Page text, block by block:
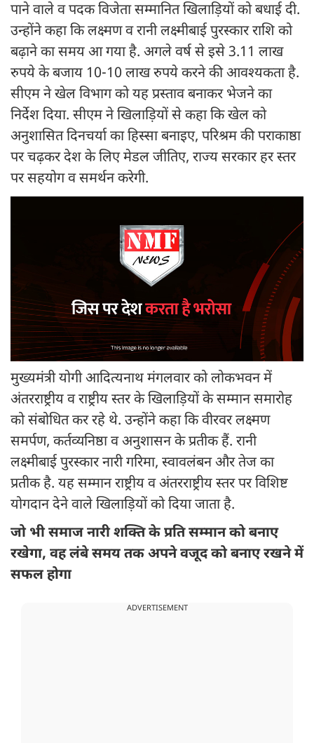
पाने वाले व पदक विजेता सम्मानित खिलाड़ियों को बधाई दी.
उन्होंने कहा कि लक्ष्मण व रानी लक्ष्मीबाई पुरस्कार राशि को
बढ़ाने का समय आ गया है. अगले वर्ष से इसे 3.11 लाख
रुपये के बजाय 10-10 लाख रुपये करने की आवश्यकता है.
सीएम ने खेल विभाग को यह प्रस्ताव बनाकर भेजने का
निर्देश दिया. सीएम ने खिलाड़ियों से कहा कि खेल को
अनुशासित दिनचर्या का हिस्सा बनाइए, परिश्रम की पराकाष्ठा
पर चढ़कर देश के लिए मेडल जीतिए, राज्य सरकार हर स्तर
पर सहयोग व समर्थन करेगी.
मुख्यमंत्री योगी आदित्यनाथ मंगलवार को लोकभवन में
अंतरराष्ट्रीय व राष्ट्रीय स्तर के खिलाड़ियों के सम्मान समारोह
को संबोधित कर रहे थे. उन्होंने कहा कि वीरवर लक्ष्मण
समर्पण, कर्तव्यनिष्ठा व अनुशासन के प्रतीक हैं. रानी
लक्ष्मीबाई पुरस्कार नारी गरिमा, स्वावलंबन और तेज का
प्रतीक है. यह सम्मान राष्ट्रीय व अंतरराष्ट्रीय स्तर पर विशिष्ट
योगदान देने वाले खिलाड़ियों को दिया जाता है.
जो भी समाज नारी शक्ति के प्रति सम्मान को बनाए
रखेगा, वह लंबे समय तक अपने वजूद को बनाए रखने में
सफल होगा
ADVERTISEMENT